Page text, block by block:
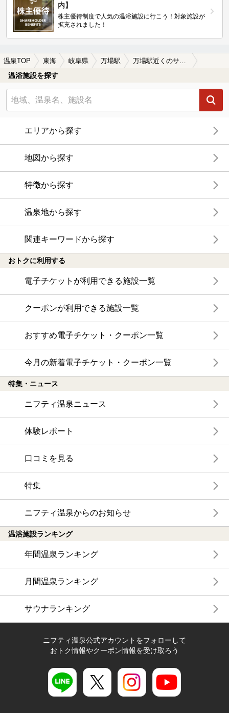
内】
株主優待制度で人気の温浴施設に行こう！対象施設が
拡充されました！
温泉TOP 東海 岐阜県 万場駅
温浴施設を探す
エリアから探す
地図から探す
特徴から探す
温泉地から探す
関連キーワードから探す
おトクに利用する
電子チケットが利用できる施設一覧
クーポンが利用できる施設一覧
おすすめ電子チケット・クーポン一覧
今月の新着電子チケット・クーポン一覧
特集・ニュース
ニフティ温泉ニュース
体験レポート
口コミを見る
特集
ニフティ温泉からのお知らせ
温浴施設ランキング
年間温泉ランキング
月間温泉ランキング
サウナランキング
ニフティ温泉公式アカウントをフォローして
おトク情報やクーポン情報を受け取ろう